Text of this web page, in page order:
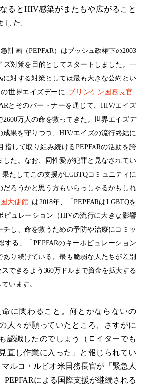
るとHIV感染がまたもや広がること
した。
計画（PEPFAR）はブッシュ政権下の2003
ズ対策を目的としてスタートしました。一
に対する対策としては最も大きな公約とい
世界エイズデーに
ブリンケン国務長官
とそのパートナーを通じて、HIV/エイズ
2600万人の命を救ってきた。世界エイズデ
成果を守りつつ、HIV/エイズの流行終結に
指して取り組み続けるPEPFARの活動を誇
した。なお、同性愛が犯罪と見なされてい
たしてこの支援がLGBTQコミュニティに
だろうかと思う方もいらっしゃるかもしれ
大使館 は2018年、「PEPFARはLGBTQを
ピュレーション（HIVの流行に大きな影響
チし、命を救うための予防や治療にコミッ
する」「PEPFARのキーポピュレーション
あり続けている。最も脆弱な人たちが差別
できるよう360万ドルまで資金を拡大する
います。
に関わること。何とかならないの
人々が願っていたところ、さすがに
認識したのでしょう（ロイターでも
直し作業に入った」と報じられてい
ルコ・ルビオ米国務長官が「緊急人
PEPFARによる国際支援が継続される